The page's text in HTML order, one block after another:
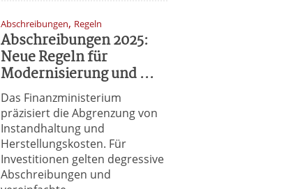
Abschreibungen, Regeln
Abschreibungen 2025:
Neue Regeln für
Modernisierung und ...
Das Finanzministerium
präzisiert die Abgrenzung von
Instandhaltung und
Herstellungskosten. Für
Investitionen gelten degressive
Abschreibungen und